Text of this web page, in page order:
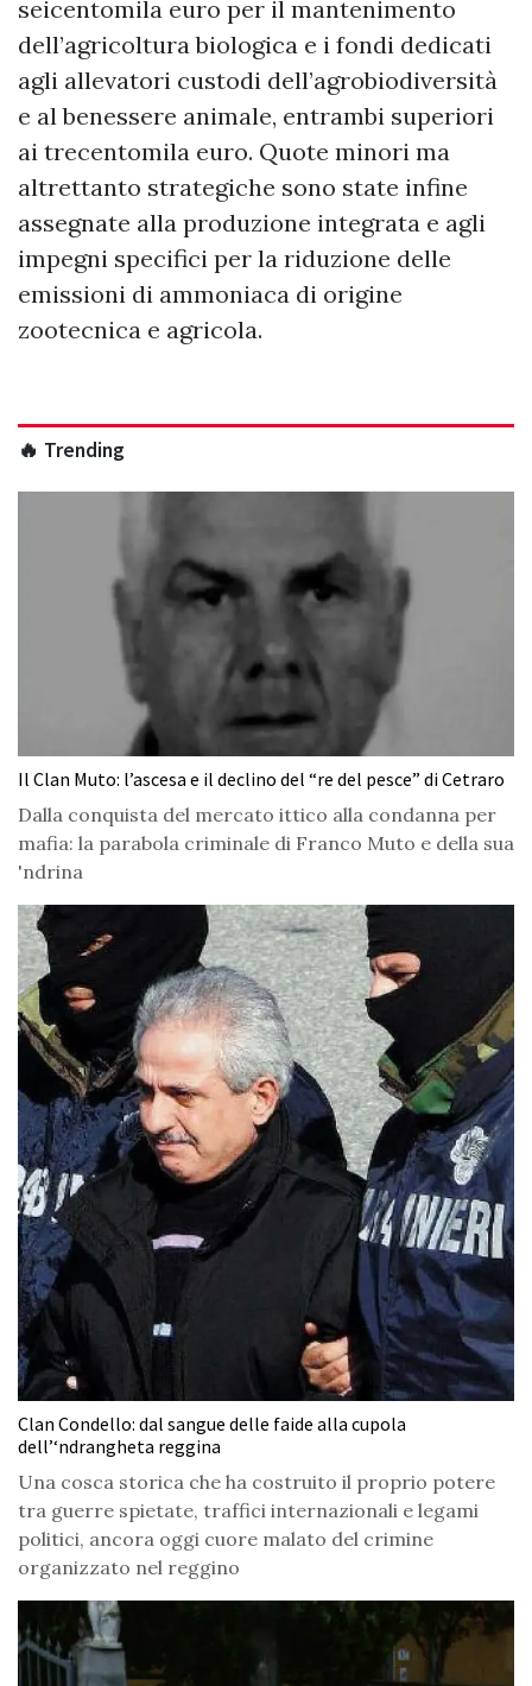
seicentomila euro per il mantenimento
dell’agricoltura biologica e i fondi dedicati
agli allevatori custodi dell’agrobiodiversità
e al benessere animale, entrambi superiori
ai trecentomila euro. Quote minori ma
altrettanto strategiche sono state infine
assegnate alla produzione integrata e agli
impegni specifici per la riduzione delle
emissioni di ammoniaca di origine
zootecnica e agricola.
🔥 Trending
Il Clan Muto: l’ascesa e il declino del “re del pesce” di Cetraro
Dalla conquista del mercato ittico alla condanna per
mafia: la parabola criminale di Franco Muto e della sua
'ndrina
Clan Condello: dal sangue delle faide alla cupola
dell’‘ndrangheta reggina
Una cosca storica che ha costruito il proprio potere
tra guerre spietate, traffici internazionali e legami
politici, ancora oggi cuore malato del crimine
organizzato nel reggino